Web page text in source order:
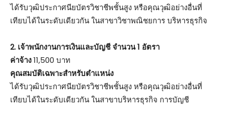
ได้รับวุฒิประกาศนียบัตรวิชาชีพชั้นสูง หรือคุณวุฒิอย่างอื่นที่
เทียบได้ในระดับเดียวกัน ในสาขาวิชาพณิชยการ บริหารธุรกิจ
2. เจ้าพนักงานการเงินและบัญชี จำนวน 1 อัตรา
ค่าจ้าง11,500 บาท
คุณสมบัติเฉพาะสำหรับตำแหน่ง
ได้รับวุฒิประกาศนียบัตรวิชาชีพชั้นสูง หรือคุณวุฒิอย่างอื่นที่
เทียบได้ในระดับเดียวกัน ในสาขาบริหารธุรกิจ การบัญชี